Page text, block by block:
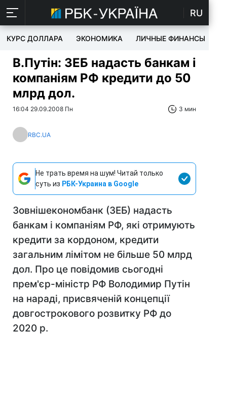
RU
КУРС ДОЛЛАРА ЭКОНОМИКА ЛИЧНЫЕ ФИНАНСЫ
В.Путін: ЗЕБ надасть банкам і
компаніям РФ кредити до 50
млрд дол.
16:04 29.09.2008 Пн 3 мин
RBC.UA
Не трать время на шум! Читай только
суть из РБК-Украина в Google
Зовнішекономбанк (ЗЕБ) надасть
банкам і компаніям РФ, які отримують
кредити за кордоном, кредити
загальним лімітом не більше 50 млрд
дол. Про це повідомив сьогодні
прем'єр-міністр РФ Володимир Путін
на нараді, присвяченій концепції
довгострокового розвитку РФ до
2020 р.